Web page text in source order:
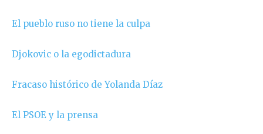
El pueblo ruso no tiene la culpa
Djokovic o la egodictadura
Fracaso histórico de Yolanda Díaz
El PSOE y la prensa